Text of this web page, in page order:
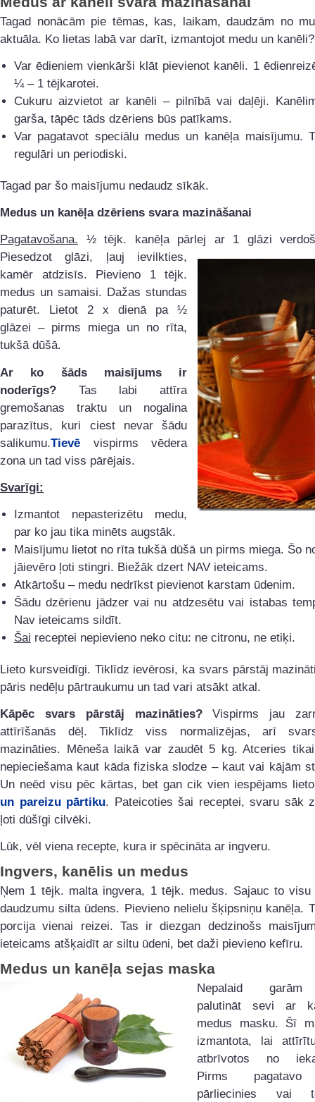
Tagad nonācām pie tēmas, kas, laikam, daudzām no
aktuāla. Ko lietas labā var darīt, izmantojot medu un kanēli?
Var ēdieniem vienkārši klāt pievienot kanēli. 1
¼ – 1 tējkarotei.
Cukuru aizvietot ar kanēli – pilnībā vai daļēji.
garša, tāpēc tāds dzēriens būs patīkams.
Var pagatavot speciālu medus un kanēļa maisījumu.
regulāri un periodiski.
Tagad par šo maisījumu nedaudz sīkāk.
Medus un kanēļa dzēriens svara mazināšanai
Pagatavošana. ½ tējk. kanēļa pārlej ar 1 glāzi
Piesedzot glāzi, ļauj ievilkties,
kamēr atdzisīs. Pievieno 1 tējk.
medus un samaisi. Dažas stundas
paturēt. Lietot 2 x dienā pa ½
glāzei – pirms miega un no rīta,
tukšā dūšā.
Ar ko šāds maisījums ir
noderīgs? Tas labi attīra
gremošanas traktu un nogalina
parazītus, kuri ciest nevar šādu
salikumu.Tievē vispirms vēdera
zona un tad viss pārējais.
Svarīgi:
Izmantot nepasterizētu medu,
par ko jau tika minēts augstāk.
Maisījumu lietot no rīta tukšā dūšā un pirms miega. Šo
jāievēro ļoti stingri. Biežāk dzert NAV ieteicams.
Atkārtošu – medu nedrīkst pievienot karstam ūdenim.
Šādu dzērienu jādzer vai nu atdzesētu vai istabas
Nav ieteicams sildīt.
Šai receptei nepievieno neko citu: ne citronu, ne etiķi.
Lieto kursveidīgi. Tiklīdz ievērosi, ka svars pārstāj
pāris nedēļu pārtraukumu un tad vari atsākt atkal.
Kāpēc svars pārstāj mazināties?Vispirms jau
attīrīšanās dēļ. Tiklīdz viss normalizējas, arī
mazināties. Mēneša laikā var zaudēt 5 kg. Atceries
nepieciešama kaut kāda fiziska slodze – kaut vai kājām
Un neēd visu pēc kārtas, bet gan cik vien iespējams
un pareizu pārtiku. Pateicoties šai receptei, svaru sāk
ļoti dūšīgi cilvēki.
Lūk, vēl viena recepte, kura ir spēcināta ar ingveru.
Ingvers, kanēlis un medus
Ņem 1 tējk. malta ingvera, 1 tējk. medus. Sajauc to visu
daudzumu silta ūdens. Pievieno nelielu šķipsniņu kanēļa.
porcija vienai reizei. Tas ir diezgan dedzinošs
ieteicams atšķaidīt ar siltu ūdeni, bet daži pievieno kefīru.
Medus un kanēļa sejas maska
Nepalaid garām
palutināt sevi ar
medus masku. Šī
izmantota, lai
atbrīvotos no
Pirms pagatavo
pārliecinies vai